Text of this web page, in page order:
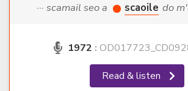
··· scamail seo a scaoile do
1972 :
Read & listen